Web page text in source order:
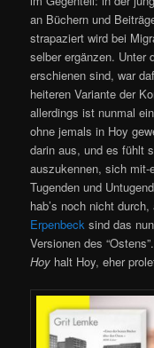
an Büchern und
strapaziert wird bei
selber ergänzen. Unter
erschienen sind, war
heiteren Variante der
allerdings ist nunmal
ohne jemals in Hoy
darin aus, und es fühlt
auszukennen, sich
Tugenden und
hab’s noch nicht
Erpenbecksind das
Versionen des
Hoy halt Hoy, eher